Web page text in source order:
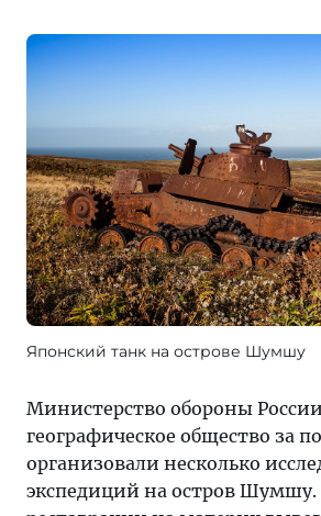
Японский танк на острове Шумшу
Министерство обороны России
географическое общество за
организовали несколько
экспедиций на остров Шумшу.